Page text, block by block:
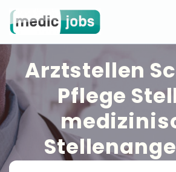
Arztstellen
Pflege